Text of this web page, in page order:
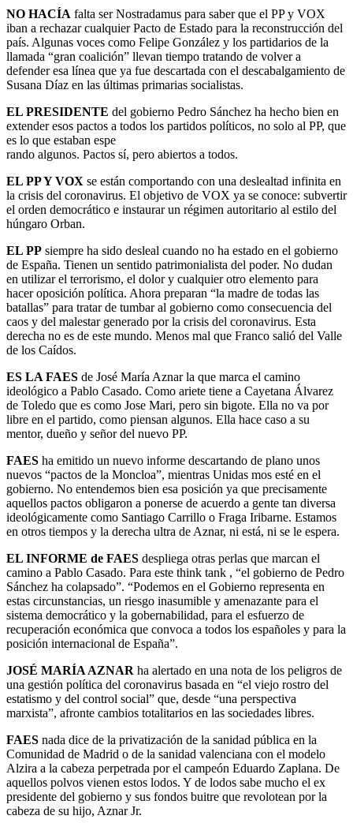
NO HACÍA falta ser Nostradamus para saber que el PP y VOX
iban a rechazar cualquier Pacto de Estado para la reconstrucción del
país. Algunas voces como Felipe González y los partidarios de la
llamada “gran coalición” llevan tiempo tratando de volver a
defender esa línea que ya fue descartada con el descabalgamiento de
Susana Díaz en las últimas primarias socialistas.
EL PRESIDENTE del gobierno Pedro Sánchez ha hecho bien en
extender esos pactos a todos los partidos políticos, no solo al PP, que
es lo que estaban espe
rando algunos. Pactos sí, pero abiertos a todos.
EL PP Y VOX se están comportando con una deslealtad infinita en
la crisis del coronavirus. El objetivo de VOX ya se conoce: subvertir
el orden democrático e instaurar un régimen autoritario al estilo del
húngaro Orban.
EL PP siempre ha sido desleal cuando no ha estado en el gobierno
de España. Tienen un sentido patrimonialista del poder. No dudan
en utilizar el terrorismo, el dolor y cualquier otro elemento para
hacer oposición política. Ahora preparan “la madre de todas las
batallas” para tratar de tumbar al gobierno como consecuencia del
caos y del malestar generado por la crisis del coronavirus. Esta
derecha no es de este mundo. Menos mal que Franco salió del Valle
de los Caídos.
ES LA FAES de José María Aznar la que marca el camino
ideológico a Pablo Casado. Como ariete tiene a Cayetana Álvarez
de Toledo que es como Jose Mari, pero sin bigote. Ella no va por
libre en el partido, como piensan algunos. Ella hace caso a su
mentor, dueño y señor del nuevo PP.
FAES ha emitido un nuevo informe descartando de plano unos
nuevos “pactos de la Moncloa”, mientras Unidas mos esté en el
gobierno. No entendemos bien esa posición ya que precisamente
aquellos pactos obligaron a ponerse de acuerdo a gente tan diversa
ideológicamente como Santiago Carrillo o Fraga Iribarne. Estamos
en otros tiempos y la derecha ultra de Aznar, ni está, ni se le espera.
EL INFORME de FAES despliega otras perlas que marcan el
camino a Pablo Casado. Para este think tank , “el gobierno de Pedro
Sánchez ha colapsado”. “Podemos en el Gobierno representa en
estas circunstancias, un riesgo inasumible y amenazante para el
sistema democrático y la gobernabilidad, para el esfuerzo de
recuperación económica que convoca a todos los españoles y para la
posición internacional de España”.
JOSÉ MARÍA AZNAR ha alertado en una nota de los peligros de
una gestión política del coronavirus basada en “el viejo rostro del
estatismo y del control social” que, desde “una perspectiva
marxista”, afronte cambios totalitarios en las sociedades libres.
FAES nada dice de la privatización de la sanidad pública en la
Comunidad de Madrid o de la sanidad valenciana con el modelo
Alzira a la cabeza perpetrada por el campeón Eduardo Zaplana. De
aquellos polvos vienen estos lodos. Y de lodos sabe mucho el ex
presidente del gobierno y sus fondos buitre que revolotean por la
cabeza de su hijo, Aznar Jr.